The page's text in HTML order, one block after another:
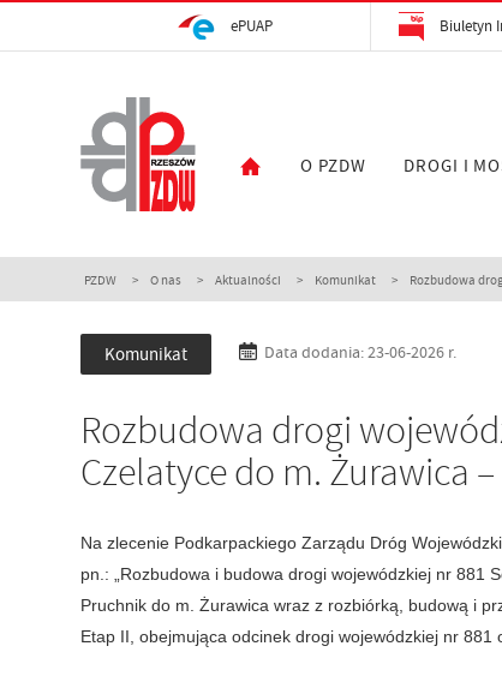
ePUAP Biuletyn
O PZDW DROGI I
PZDW O nas Aktualności Komunikat Rozbudowa
Komunikat Data dodania: 23-06-2026 r.
Rozbudowa drogi
Czelatyce do m. Żurawica
Na zlecenie Podkarpackiego Zarządu Dróg
pn.: „Rozbudowa i budowa drogi wojewódzkiej nr 881
Pruchnik do m. Żurawica wraz z rozbiórką, budową i
Etap II, obejmująca odcinek drogi wojewódzkiej nr 881